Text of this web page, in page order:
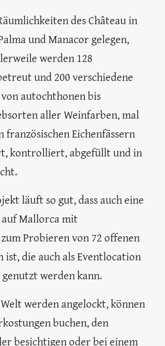
des Château in
und Manacor gelegen,
werden 128
und 200 verschiedene
autochthonen bis
aller Weinfarben, mal
französischen Eichenfässern
kontrolliert, abgefüllt und in
läuft so gut, dass auch eine
Mallorca mit
Probieren von 72 offenen
ist, die auch als Eventlocation
werden kann.
werden angelockt, können
buchen, den
besichtigen oder bei einem